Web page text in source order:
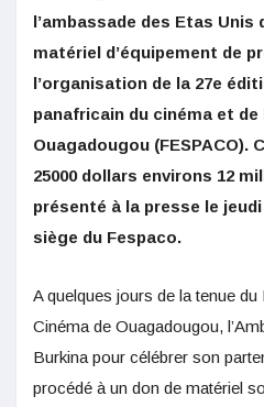
l’ambassade des Etas Unis
matériel d’équipement de
l’organisation de la 27e
panafricain du cinéma et
Ouagadougou (FESPACO).
25000 dollars environs 12
présenté à la presse le
siège du Fespaco.
A quelques jours de la tenue
Cinéma de Ouagadougou,
Burkina pour célébrer son
procédé à un don de matériel